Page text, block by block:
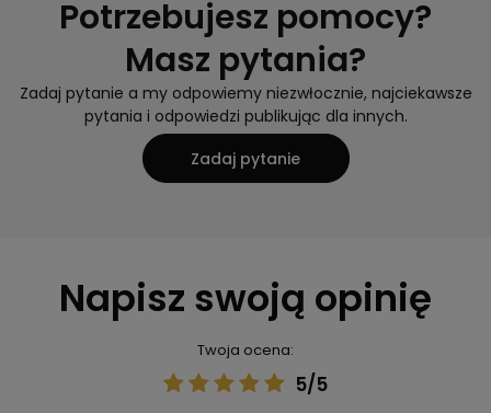
Potrzebujesz pomocy?
Masz pytania?
Zadaj pytanie a my odpowiemy niezwłocznie, najciekawsze
pytania i odpowiedzi publikując dla innych.
Zadaj pytanie
Napisz swoją opinię
Twoja ocena:
5/5